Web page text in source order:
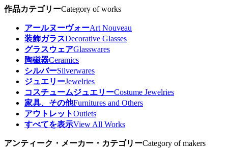
作品カテゴリーCategory of works
アールヌーヴォーArt Nouveau
装飾ガラスDecorative Glasses
グラスウェアGlasswares
陶磁器Ceramics
シルバーSilverwares
ジュエリーJewelries
コスチュームジュエリーCostume Jewelries
家具、その他Furnitures and Others
アウトレットOutlets
すべてを表示View All Works
アンティーク・メーカー・カテゴリーCategory of makers